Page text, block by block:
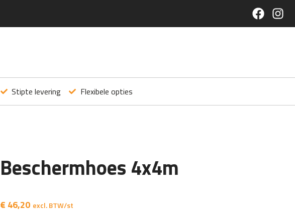
Stipte levering Flexibele opties
Beschermhoes 4x4m
€ 46,20